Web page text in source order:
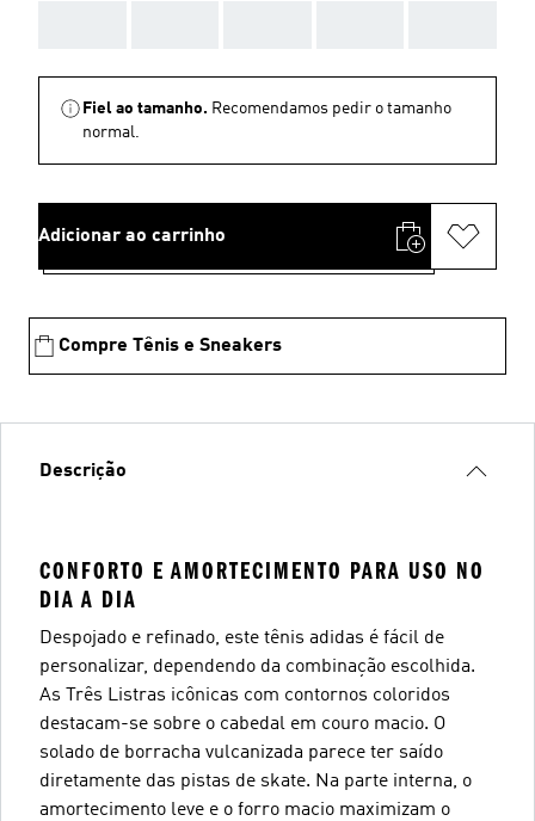
Fiel ao tamanho. Recomendamos pedir o tamanho
normal.
Adicionar ao carrinho
Compre Tênis e Sneakers
Descrição
CONFORTO E AMORTECIMENTO PARA USO NO
DIA A DIA
Despojado e refinado, este tênis adidas é fácil de
personalizar, dependendo da combinação escolhida.
As Três Listras icônicas com contornos coloridos
destacam-se sobre o cabedal em couro macio. O
solado de borracha vulcanizada parece ter saído
diretamente das pistas de skate. Na parte interna, o
amortecimento leve e o forro macio maximizam o